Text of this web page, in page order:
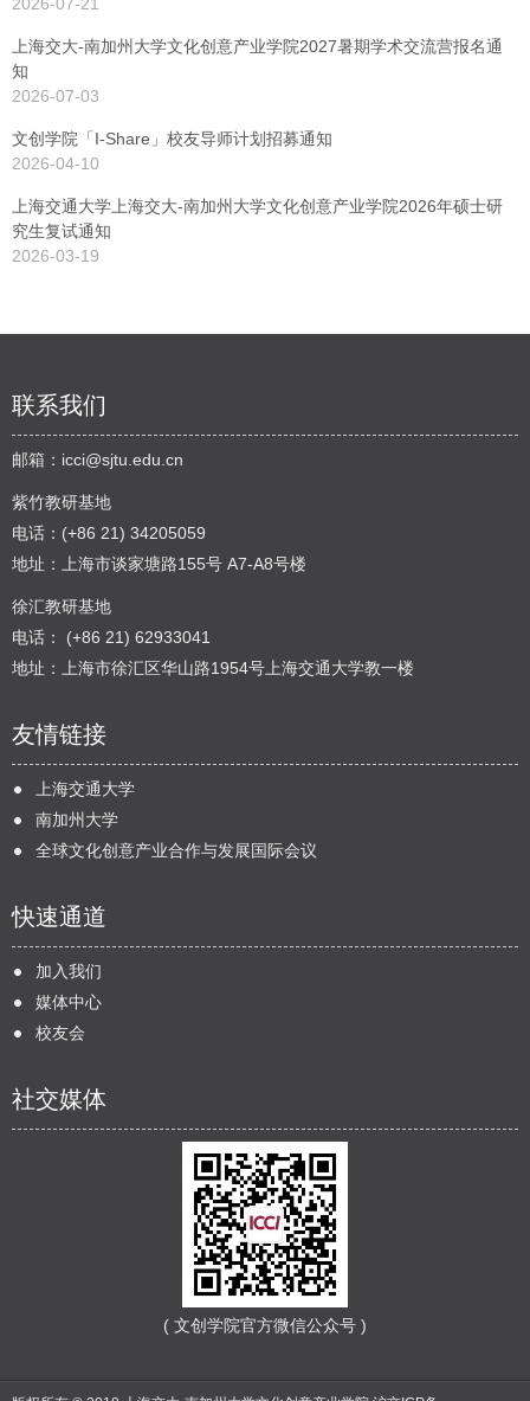
上海交大-南加州大学文化创意产业学院2027暑期学术交流营报名通
知
2026-07-03
文创学院「I-Share」校友导师计划招募通知
2026-04-10
上海交通大学上海交大-南加州大学文化创意产业学院2026年硕士研
究生复试通知
2026-03-19
联系我们
邮箱： icci@sjtu.edu.cn
紫竹教研基地
电话：(+86 21) 34205059
地址：上海市谈家塘路155号 A7-A8号楼
徐汇教研基地
电话： (+86 21) 62933041
地址：上海市徐汇区华山路1954号上海交通大学教一楼
友情链接
上海交通大学
南加州大学
全球文化创意产业合作与发展国际会议
快速通道
加入我们
媒体中心
校友会
社交媒体
( 文创学院官方微信公众号 )